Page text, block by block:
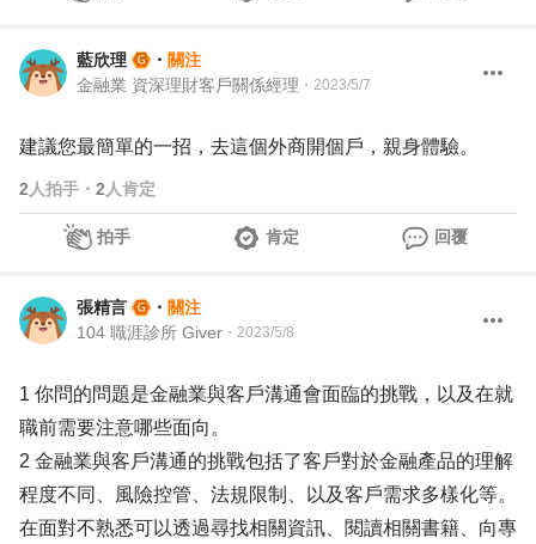
藍欣理 ・ 關注
金融業 資深理財客戶關係經理 ・ 2023/5/7
建議您最簡單的一招，去這個外商開個戶，親身體驗。
2 人拍手 ・ 2 人肯定
拍手 肯定 回覆
張精言 ・ 關注
104 職涯診所 Giver ・ 2023/5/8
1 你問的問題是金融業與客戶溝通會面臨的挑戰，以及在就
職前需要注意哪些面向。
2 金融業與客戶溝通的挑戰包括了客戶對於金融產品的理解
程度不同、風險控管、法規限制、以及客戶需求多樣化等。
在面對不熟悉可以透過尋找相關資訊、閱讀相關書籍、向專